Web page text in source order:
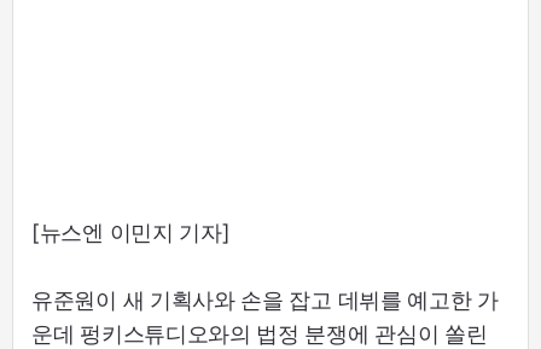
[뉴스엔 이민지 기자]
유준원이 새 기획사와 손을 잡고 데뷔를 예고한 가
운데 펑키스튜디오와의 법정 분쟁에 관심이 쏠린